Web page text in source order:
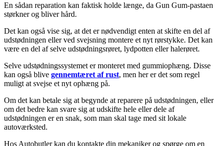
En sådan reparation kan faktisk holde længe, da Gun Gum-pastaen
størkner og bliver hård.
Det kan også vise sig, at det er nødvendigt enten at skifte en del af
udstødningen eller ved svejsning montere et nyt rørstykke. Det kan
være en del af selve udstødningsrøret, lydpotten eller halerøret.
Selve udstødningssystemet er monteret med gummiophæng. Disse
kan også blive gennemtæret af rust, men her er det som regel
muligt at svejse et nyt ophæng på.
Om det kan betale sig at begynde at reparere på udstødningen, eller
om det bedre kan svare sig at udskifte hele eller dele af
udstødningen er en snak, som man skal tage med sit lokale
autoværksted.
Hos Autobutler kan du kontakte din mekaniker og spørge om en